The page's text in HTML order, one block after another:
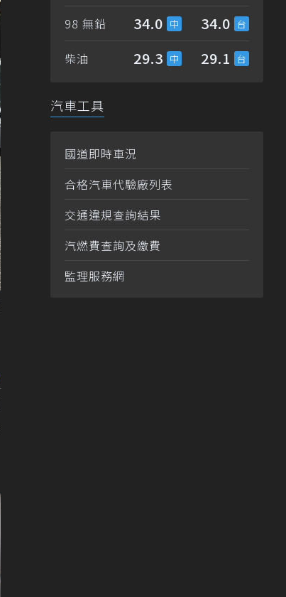
98 無鉛 34.0 34.0
柴油 29.3 29.1
汽車工具
國道即時車況
合格汽車代驗廠列表
交通違規查詢結果
汽燃費查詢及繳費
監理服務網